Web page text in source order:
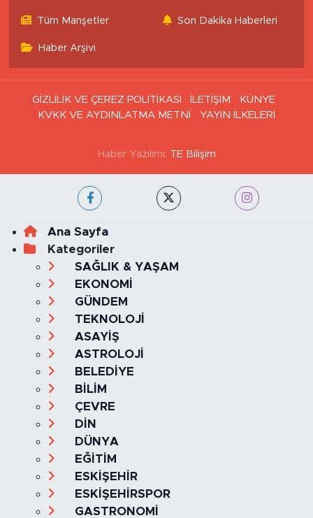
Tüm Manşetler Son Dakika Haberleri
Haber Arşivi
GİZLİLİK VE ÇEREZ POLİTİKASI İLETİŞİM
KÜNYE
KVKK VE AYDINLATMA METNİ
YAYIN İLKELERİ
Haber Yazılımı: TE Bilişim
Ana Sayfa
Kategoriler
SAĞLIK & YAŞAM
EKONOMİ
GÜNDEM
TEKNOLOJİ
ASAYİŞ
ASTROLOJİ
BELEDİYE
BİLİM
ÇEVRE
DİN
DÜNYA
EĞİTİM
ESKİŞEHİR
ESKİŞEHİRSPOR
GASTRONOMİ